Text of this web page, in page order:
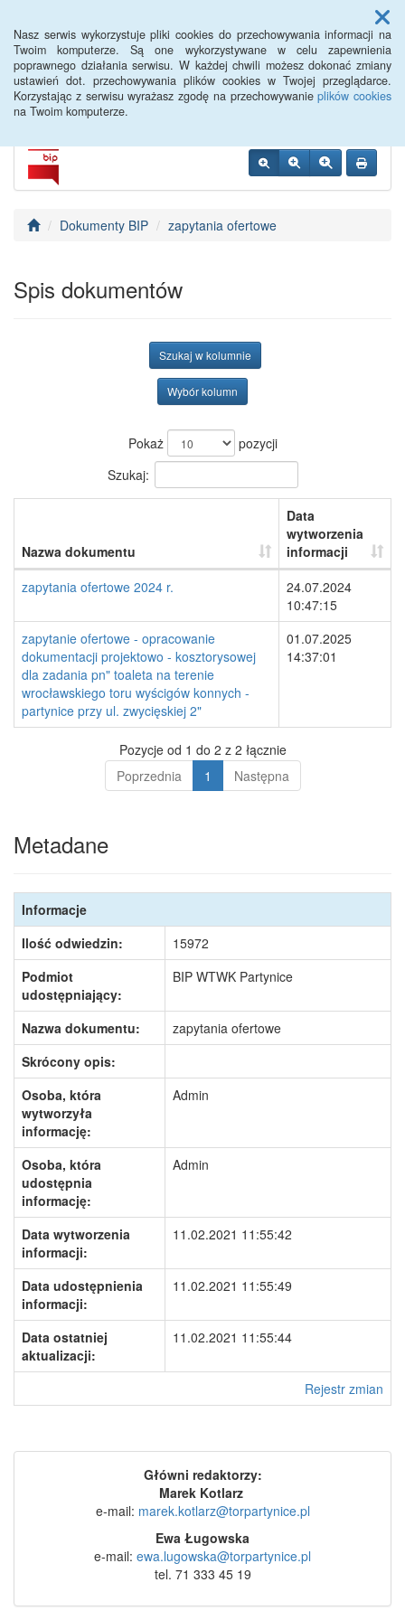
Nasz serwis wykorzystuje pliki cookies do przechowywania informacji na
Twoim komputerze. Są one wykorzystywane w celu zapewnienia
poprawnego działania serwisu. W każdej chwili możesz dokonać zmiany
ustawień dot. przechowywania plików cookies w Twojej przeglądarce.
Korzystając z serwisu wyrażasz zgodę na przechowywanieplików cookies
na Twoim komputerze.
Menu
BIP WTWK Partynice
Dokumenty BIP zapytania ofertowe
Spis dokumentów
Szukaj w kolumnie
Wybór kolumn
Pokaż
pozycji
Szukaj:
Nazwa dokumentu
Data
wytworzenia
informacji
zapytania ofertowe 2024 r.
24.07.2024
10:47:15
zapytanie ofertowe - opracowanie
dokumentacji projektowo - kosztorysowej
dla zadania pn" toaleta na terenie
wrocławskiego toru wyścigów konnych -
partynice przy ul. zwycięskiej 2"
01.07.2025
14:37:01
Pozycje od 1 do 2 z 2 łącznie
Poprzednia
1 Następna
Metadane
Informacje
Ilość odwiedzin:
15972
Podmiot
udostępniający:
BIP WTWK Partynice
Nazwa dokumentu:
zapytania ofertowe
Skrócony opis:
Osoba, która
wytworzyła
informację:
Admin
Osoba, która
udostępnia
informację:
Admin
Data wytworzenia
informacji:
11.02.2021 11:55:42
Data udostępnienia
informacji:
11.02.2021 11:55:49
Data ostatniej
aktualizacji:
11.02.2021 11:55:44
Rejestr zmian
Główni redaktorzy:
Marek Kotlarz
e-mail: marek.kotlarz@torpartynice.pl
Ewa Ługowska
e-mail: ewa.lugowska@torpartynice.pl
tel. 71 333 45 19